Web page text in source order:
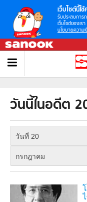
เว็บไซต์นี้ใ
รับประสบการ
เว็บไซต์ของเร
นโยบายความ
วันนี้ในอดีต
วันที่ 20
กรกฎาคม